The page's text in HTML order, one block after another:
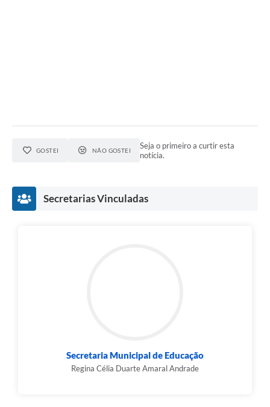
GOSTEI NÃO GOSTEI
Seja o primeiro a curtir esta
notícia.
Secretarias Vinculadas
Secretaria Municipal de Educação
Regina Célia Duarte Amaral Andrade